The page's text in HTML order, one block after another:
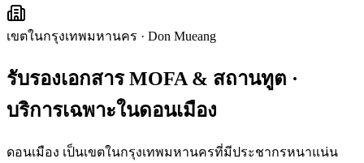
เขตในกรุงเทพมหานคร · Don Mueang
รับรองเอกสาร MOFA & สถานทูต ·
บริการเฉพาะในดอนเมือง
ดอนเมือง เป็นเขตในกรุงเทพมหานครที่มีประชากรหนาแน่น